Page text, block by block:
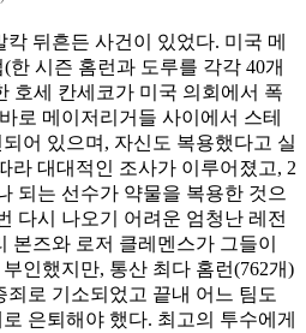
뒤흔든 사건이 있었다. 미국 메
한 시즌 홈런과 도루를 각각 40개
호세 칸세코가 미국 의회에서 폭
로 메이저리거들 사이에서 스테
어 있으며, 자신도 복용했다고 실
라 대대적인 조사가 이루어졌고, 2
되는 선수가 약물을 복용한 것으
다시 나오기 어려운 엄청난 레전
본즈와 로저 클레멘스가 그들이
인했지만, 통산 최다 홈런(762개)
죄로 기소되었고 끝내 어느 팀도
은퇴해야 했다. 최고의 투수에게